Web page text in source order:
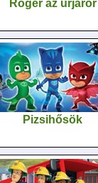
Roger az űrjárőr
Pizsihősök